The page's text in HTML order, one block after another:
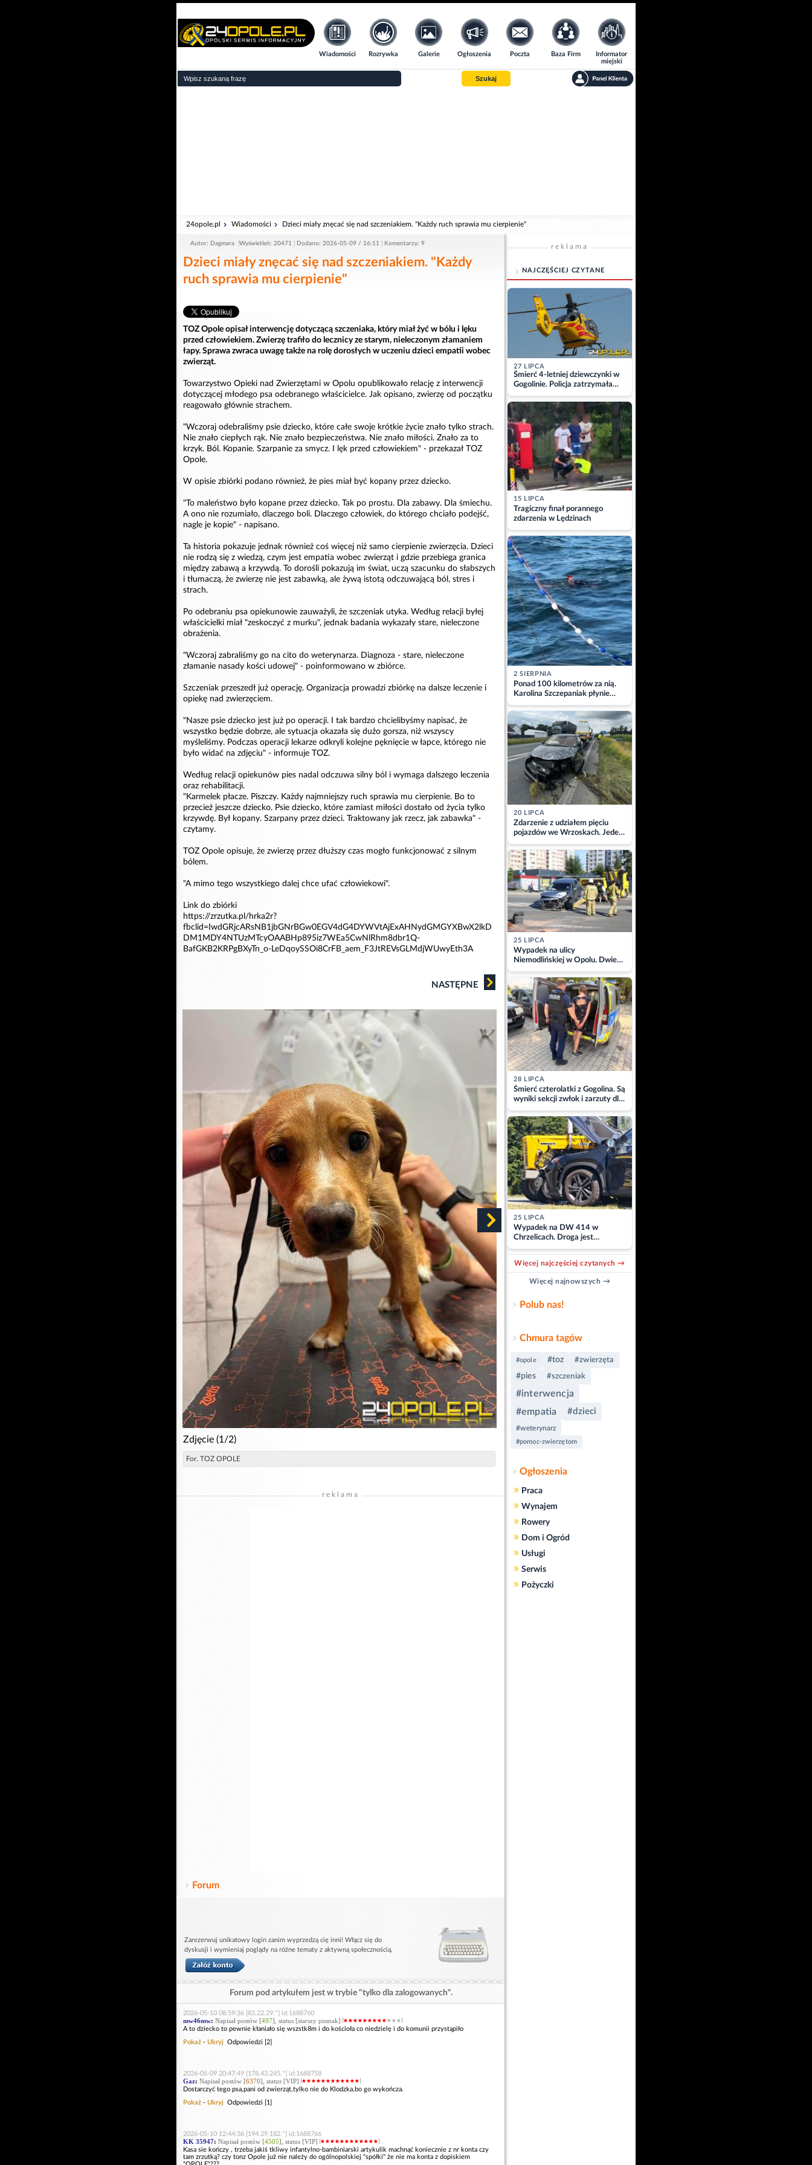
Wiadomości Rozrywka Galerie Ogłoszenia Poczta Baza Firm
Informator
miejski
Szukaj
24opole.pl Wiadomości Dzieci miały znęcać się nad szczeniakiem. "Każdy ruch sprawia mu cierpienie"
Autor: Dagmara Wyświetleń: 20471 Dodano: 2026-05-09 / 16:11 Komentarzy: 9
Dzieci miały znęcać się nad szczeniakiem. "Każdy
ruch sprawia mu cierpienie"
TOZ Opole opisał interwencję dotyczącą szczeniaka, który miał żyć w bólu i lęku
przed człowiekiem. Zwierzę trafiło do lecznicy ze starym, nieleczonym złamaniem
łapy. Sprawa zwraca uwagę także na rolę dorosłych w uczeniu dzieci empatii wobec
zwierząt.
Towarzystwo Opieki nad Zwierzętami w Opolu opublikowało relację z interwencji
dotyczącej młodego psa odebranego właścicielce. Jak opisano, zwierzę od początku
reagowało głównie strachem.
"Wczoraj odebraliśmy psie dziecko, które całe swoje krótkie życie znało tylko strach.
Nie znało ciepłych rąk. Nie znało bezpieczeństwa. Nie znało miłości. Znało za to
krzyk. Ból. Kopanie. Szarpanie za smycz. I lęk przed człowiekiem" - przekazał TOZ
Opole.
W opisie zbiórki podano również, że pies miał być kopany przez dziecko.
"To maleństwo było kopane przez dziecko. Tak po prostu. Dla zabawy. Dla śmiechu.
A ono nie rozumiało, dlaczego boli. Dlaczego człowiek, do którego chciało podejść,
nagle je kopie" - napisano.
Ta historia pokazuje jednak również coś więcej niż samo cierpienie zwierzęcia. Dzieci
nie rodzą się z wiedzą, czym jest empatia wobec zwierząt i gdzie przebiega granica
między zabawą a krzywdą. To dorośli pokazują im świat, uczą szacunku do słabszych
i tłumaczą, że zwierzę nie jest zabawką, ale żywą istotą odczuwającą ból, stres i
strach.
Po odebraniu psa opiekunowie zauważyli, że szczeniak utyka. Według relacji byłej
właścicielki miał "zeskoczyć z murku", jednak badania wykazały stare, nieleczone
obrażenia.
"Wczoraj zabraliśmy go na cito do weterynarza. Diagnoza - stare, nieleczone
złamanie nasady kości udowej" - poinformowano w zbiórce.
Szczeniak przeszedł już operację. Organizacja prowadzi zbiórkę na dalsze leczenie i
opiekę nad zwierzęciem.
"Nasze psie dziecko jest już po operacji. I tak bardzo chcielibyśmy napisać, że
wszystko będzie dobrze, ale sytuacja okazała się dużo gorsza, niż wszyscy
myśleliśmy. Podczas operacji lekarze odkryli kolejne pęknięcie w łapce, którego nie
było widać na zdjęciu" - informuje TOZ.
Według relacji opiekunów pies nadal odczuwa silny ból i wymaga dalszego leczenia
oraz rehabilitacji.
"Karmelek płacze. Piszczy. Każdy najmniejszy ruch sprawia mu cierpienie. Bo to
przecież jeszcze dziecko. Psie dziecko, które zamiast miłości dostało od życia tylko
krzywdę. Był kopany. Szarpany przez dzieci. Traktowany jak rzecz, jak zabawka" -
czytamy.
TOZ Opole opisuje, że zwierzę przez dłuższy czas mogło funkcjonować z silnym
bólem.
"A mimo tego wszystkiego dalej chce ufać człowiekowi".
Link do zbiórki
https://zrzutka.pl/hrka2r?
fbclid=IwdGRjcARsNB1jbGNrBGw0EGV4dG4DYWVtAjExAHNydGMGYXBwX2lkD
DM1MDY4NTUzMTcyOAABHp895iz7WEa5CwNlRhm8dbr1Q-
BafGKB2KRPgBXyTn_o-LeDqoySSOi8CrFB_aem_F3JtREVsGLMdjWUwyEth3A
NASTĘPNE
Zdjęcie (1/2)
For. TOZ OPOLE
reklama
Forum
Zarezerwuj unikatowy login zanim wyprzedzą cię inni! Włącz się do
dyskusji i wymieniaj poglądy na różne tematy z aktywną społecznością.
Forum pod artykułem jest w trybie "tylko dla zalogowanych".
2026-05-10 08:59:36 [83.22.29.*] id:1688760
mw46mw: Napisał postów [497], status [starszy pismak]
A to dziecko to pewnie kłaniało się wszstk8m i do kościoła co niedzielę i do komunii przystąpiło
Pokaż - Ukryj Odpowiedzi [2]
2026-05-09 20:47:49 [178.43.245.*] id:1688758
Gaz: Napisał postów [6370], status [VIP]
Dostarczyć tego psa,pani od zwierząt,tylko nie do Klodzka,bo go wykończa.
Pokaż - Ukryj Odpowiedzi [1]
2026-05-10 12:44:36 [194.29.182.*] id:1688766
KK 35947: Napisał postów [4505], status [VIP]
Kasa sie kończy , trzeba jakiś tkliwy infantylno-bambiniarski artykulik machnąć koniecznie z nr konta czy
tam zrzutką? czy tonz Opole już nie należy do ogólnopolskiej "spółki" że nie ma konta z dopiskiem
reklama
NAJCZĘŚCIEJ CZYTANE
27 LIPCA
Śmierć 4-letniej dziewczynki w
Gogolinie. Policja zatrzymała
matkę
15 LIPCA
Tragiczny finał porannego
zdarzenia w Lędzinach
2 SIERPNIA
Ponad 100 kilometrów za nią.
Karolina Szczepaniak płynie
przez Bałtyk dla Piotra.
Aktualizacja
20 LIPCA
Zdarzenie z udziałem pięciu
pojazdów we Wrzoskach. Jeden
z kierowców zabrany w
kajdankach
25 LIPCA
Wypadek na ulicy
Niemodlińskiej w Opolu. Dwie
osoby w szpitalu
28 LIPCA
Śmierć czterolatki z Gogolina. Są
wyniki sekcji zwłok i zarzuty dla
matki
25 LIPCA
Wypadek na DW 414 w
Chrzelicach. Droga jest
zablokowana
Więcej najczęściej czytanych →
Więcej najnowszych →
Polub nas!
Chmura tagów
#opole #toz #zwierzęta
#pies #szczeniak
#interwencja
#empatia
#dzieci
#weterynarz
#pomoc-zwierzętom
Ogłoszenia
» Praca
» Wynajem
» Rowery
» Dom i Ogród
» Usługi
» Serwis
» Pożyczki